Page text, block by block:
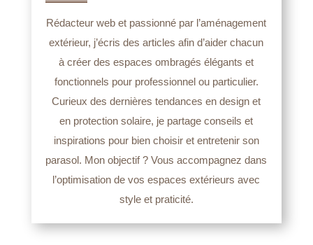
Rédacteur web et passionné par l’aménagement
extérieur, j’écris des articles afin d’aider chacun
à créer des espaces ombragés élégants et
fonctionnels pour professionnel ou particulier.
Curieux des dernières tendances en design et
en protection solaire, je partage conseils et
inspirations pour bien choisir et entretenir son
parasol. Mon objectif ? Vous accompagnez dans
l’optimisation de vos espaces extérieurs avec
style et praticité.